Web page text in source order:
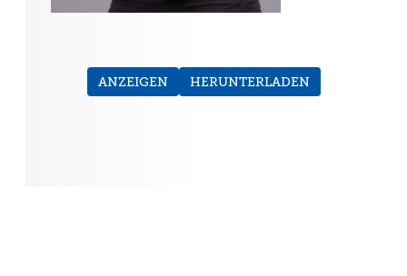
ANZEIGEN HERUNTERLADEN